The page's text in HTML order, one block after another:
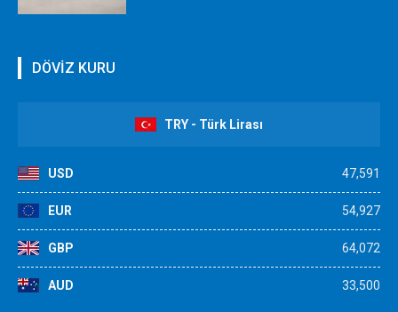
DÖVİZ KURU
TRY - Türk Lirası
USD 47,591
EUR 54,927
GBP 64,072
AUD 33,500